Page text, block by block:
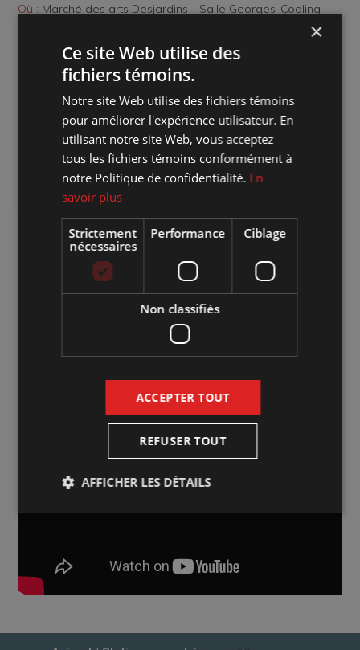
Où : Marché des arts Desjardins - Salle Georges-Codling
Quand :jeudi 7 octobre 2021 18:00
Combien :15 $ / VIP : 12 $ / Abonné : 13 $
Genre d'évènement :Les Jeudis d'Azimut
Aménagement de la salle :En distanciation physique
Site web de l'artiste :
Accéder à l'événement sur Facebook : Cliquez sur le lien
Achat de billets : Cliquez ici pour la vente en ligne
×
Ce site Web utilise des
fichiers témoins.
Notre site Web utilise des fichiers témoins
pour améliorer l'expérience utilisateur. En
utilisant notre site Web, vous acceptez
tous les fichiers témoins conformément à
notre Politique de confidentialité. En
savoir plus
Strictement
nécessaires
Performance Ciblage
Non classifiés
ACCEPTER TOUT
REFUSER TOUT
AFFICHER LES DÉTAILS